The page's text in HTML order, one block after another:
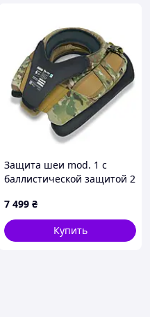
Защита шеи mod. 1 с
баллистической защитой 2
Мультикам
7 499 ₴
Купить